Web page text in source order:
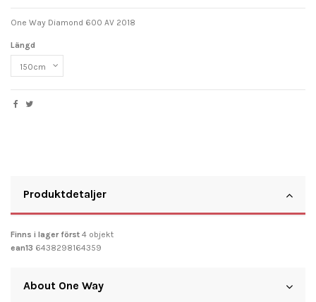
One Way Diamond 600 AV 2018
Längd
Produktdetaljer
Finns i lager först 4 objekt
ean13 6438298164359
About One Way